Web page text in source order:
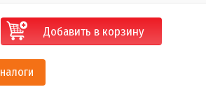
Добавить в корзину